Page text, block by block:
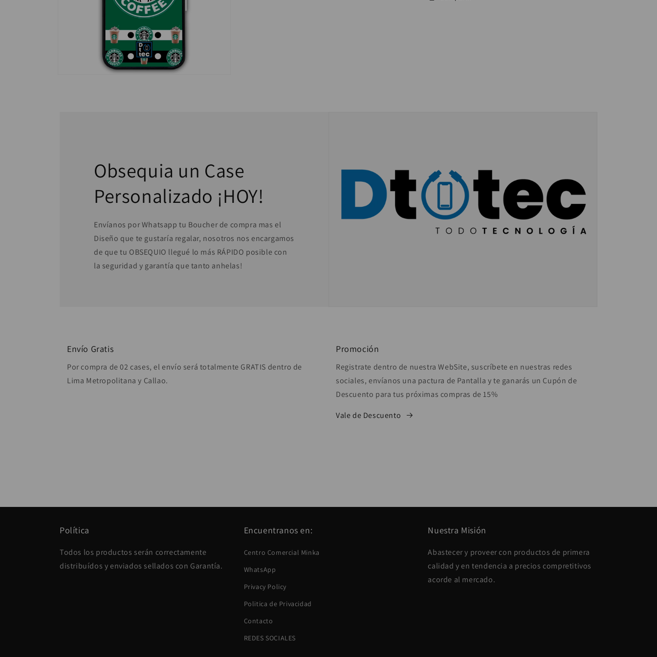
Obsequia un Case
Personalizado ¡HOY!
Envíanos por Whatsapp tu Boucher de compra mas el
Diseño que te gustaría regalar, nosotros nos encargamos
de que tu OBSEQUIO llegué lo más RÁPIDO posible con
la seguridad y garantía que tanto anhelas!
Envío Gratis
Por compra de 02 cases, el envío será totalmente GRATIS dentro de
Lima Metropolitana y Callao.
Promoción
Registrate dentro de nuestra WebSite, suscríbete en nuestras redes
sociales, envíanos una pactura de Pantalla y te ganarás un Cupón de
Descuento para tus próximas compras de 15%
Vale de Descuento
Política
Todos los productos serán correctamente
distribuídos y enviados sellados con Garantía.
Encuentranos en:
Centro Comercial Minka
WhatsApp
Privacy Policy
Politica de Privacidad
Contacto
REDES SOCIALES
Nuestra Misión
Abastecer y proveer con productos de primera
calidad y en tendencia a precios compretitivos
acorde al mercado.